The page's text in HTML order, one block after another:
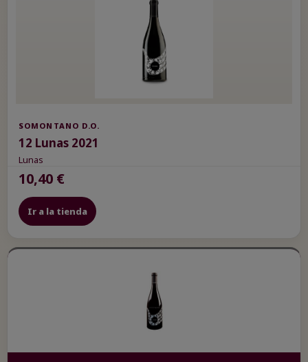
SOMONTANO D.O.
12 Lunas 2021
Lunas
10,40 €
Ir a la tienda